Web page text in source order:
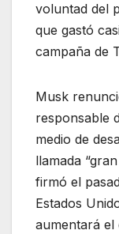
voluntad del
que gastó
campaña de
Musk
responsable
medio de
llamada
firmó el
Estados
aumentará el